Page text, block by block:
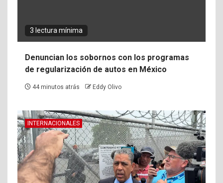
3 lectura mínima
Denuncian los sobornos con los programas
de regularización de autos en México
44 minutos atrás Eddy Olivo
INTERNACIONALES